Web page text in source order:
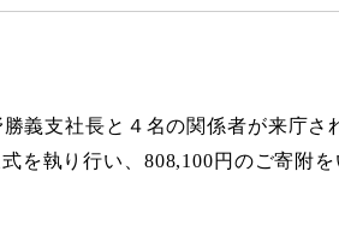
義支社長と４名の関係者が来庁さ
を執り行い、808,100円のご寄附を